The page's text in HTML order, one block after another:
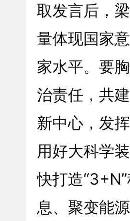
取发言后，
量体现国家
家水平。要
治责任，共
新中心，发
用好大科学
快打造
息、聚变能